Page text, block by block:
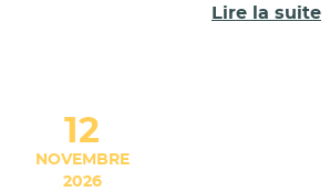
Lire la suite
12
NOVEMBRE
2026